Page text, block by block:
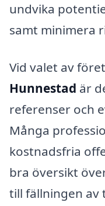
undvika
samt minimera
Vid valet av
Hunnestad är
referenser och
Många
kostnadsfria
bra översikt
till fällningen av